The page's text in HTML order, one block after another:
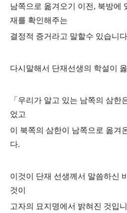
남쪽으로 옮겨오기 이전, 북방에
재를 확인해주는
결정적 증거라고 말할수 있습니
다시말해서 단재선생의 학설이
「우리가 알고 있는 남쪽의 삼한
었고
이 북쪽의 삼한이 남쪽으로 옮겨
다.
이것이 단재 선생께서 말씀하신
것이
고자의 묘지명에서 밝혀진 것입